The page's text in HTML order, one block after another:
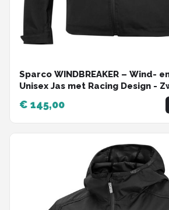
Sparco WINDBREAKER – Wind-
Unisex Jas met Racing Design -
€ 145,00